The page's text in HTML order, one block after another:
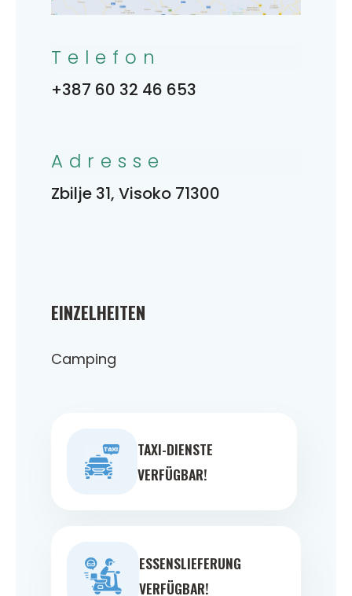
EINZELHEITEN
Camping
TAXI-DIENSTE
VERFÜGBAR!
ESSENSLIEFERUNG
VERFÜGBAR!
Telefon
+387 60 32 46 653
Adresse
Zbilje 31, Visoko 71300